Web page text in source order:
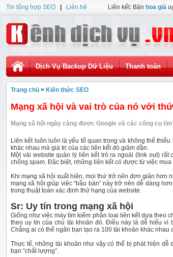
Tin tổng hợp SEO Liên hệ Liên kết: Bản hoa giả
Dịch Vụ Backup Dữ Liệu Thanh toán
Trang chủ > Kiến thức SEO
Mạng xã hội và vai trò của nó với
Mạng xã hội ngày càng được Google và các công cụ
Liên kết luôn luôn là yếu tố quan trọng và không thể
khác nhau mà giá trị của các liên kết đó giảm dần.
Một vài website quản lý liên kết trỏ ra ngoài (link out)
chống spam. Đặc biệt, những liên kết có được từ việc
Khi mạng xã hội xuất hiện, mọi thứ trở nên đơn giản hơn
mạng xã hội giúp việc “bầu bán” này trở nên dễ dàng
trong thuật toán xác định thứ hạng của website.
Sr: Uy tín trong mạng xã hội
Giống như việc máy tìm kiếm phân loại liên kết dựa theo
theo uy tín của chủ tài khoản đó. Điều này là dễ hiểu vì
Chẳng ai có thể ngăn bạn tạo ra 100 tài khoản khác
Thực tế, những tài khoản như vậy có thể bị phát hiện
bạn “chất lượng”.